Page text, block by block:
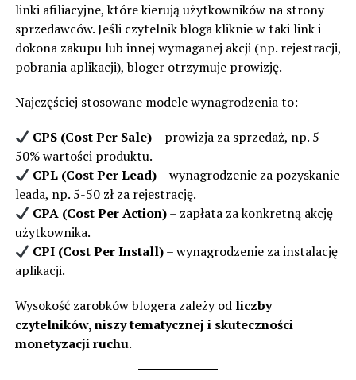
linki afiliacyjne, które kierują użytkowników na strony
sprzedawców. Jeśli czytelnik bloga kliknie w taki link i
dokona zakupu lub innej wymaganej akcji (np. rejestracji,
pobrania aplikacji), bloger otrzymuje prowizję.
Najczęściej stosowane modele wynagrodzenia to:
CPS (Cost Per Sale)– prowizja za sprzedaż, np. 5-
50% wartości produktu.
CPL (Cost Per Lead)– wynagrodzenie za pozyskanie
leada, np. 5-50 zł za rejestrację.
CPA (Cost Per Action)– zapłata za konkretną akcję
użytkownika.
CPI (Cost Per Install)– wynagrodzenie za instalację
aplikacji.
Wysokość zarobków blogera zależy od liczby
czytelników, niszy tematycznej i skuteczności
monetyzacji ruchu.